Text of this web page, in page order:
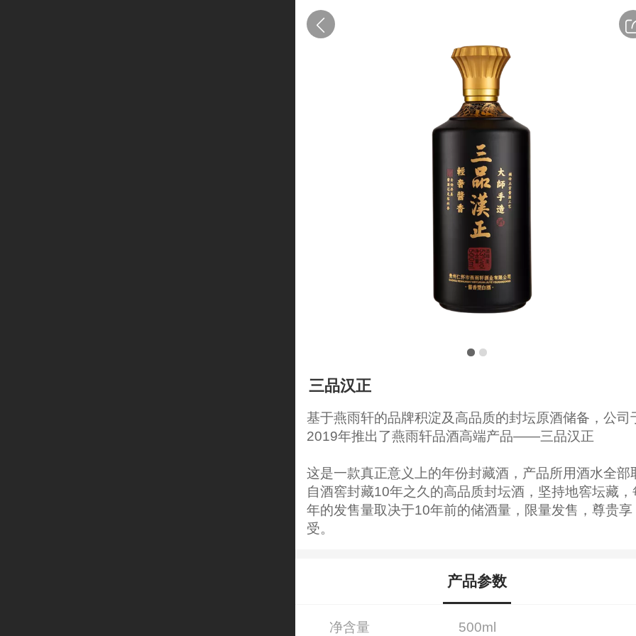
三品汉正
基于燕雨轩的品牌积淀及高品质的封坛原酒储备，公司
2019年推出了燕雨轩品酒高端产品——三品汉正
这是一款真正意义上的年份封藏酒，产品所用酒水全部
自酒窖封藏10年之久的高品质封坛酒，坚持地窖坛藏，
年的发售量取决于10年前的储酒量，限量发售，尊贵享
受。
产品参数
净含量 500ml